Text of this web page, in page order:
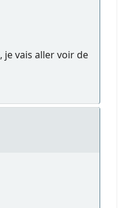
je vais aller voir de